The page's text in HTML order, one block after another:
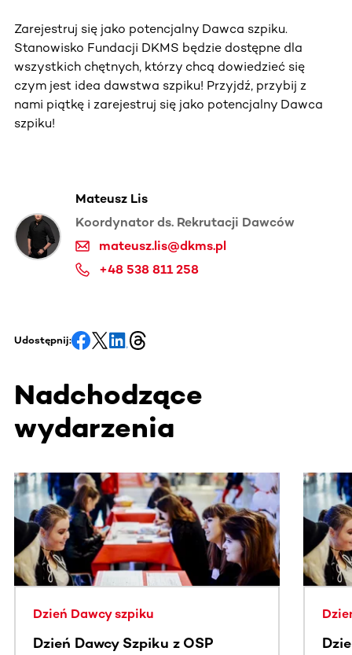
Zarejestruj się jako potencjalny Dawca szpiku.
Stanowisko Fundacji DKMS będzie dostępne dla
wszystkich chętnych, którzy chcą dowiedzieć się
czym jest idea dawstwa szpiku! Przyjdź, przybij z
nami piątkę i zarejestruj się jako potencjalny Dawca
szpiku!
Mateusz Lis
Koordynator ds. Rekrutacji Dawców
mateusz.lis@dkms.pl
+48 538 811 258
Udostępnij:
Nadchodzące
wydarzenia
Ta sekcja zawiera treści przewijane w poziomie. Użyj
Dzień Dawcy szpiku
Dzień Dawcy Szpiku z OSP